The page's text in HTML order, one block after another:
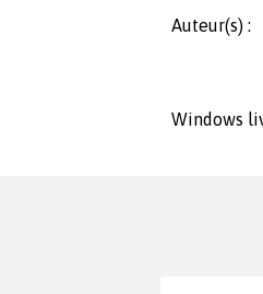
Auteur(s) :
Windows